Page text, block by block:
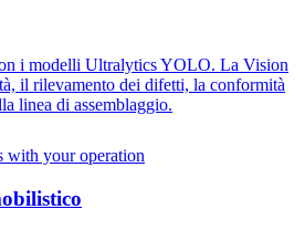
i modelli Ultralytics YOLO. La Vision
il rilevamento dei difetti, la conformità
linea di assemblaggio.